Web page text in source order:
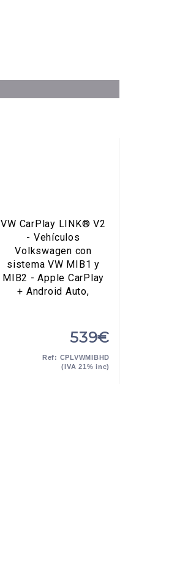
VW CarPlay LINK® V2
- Vehículos
Volkswagen con
sistema VW MIB1 y
MIB2 - Apple CarPlay
+ Android Auto,
539€
Ref: CPLVWMIBHD
(IVA 21% inc)